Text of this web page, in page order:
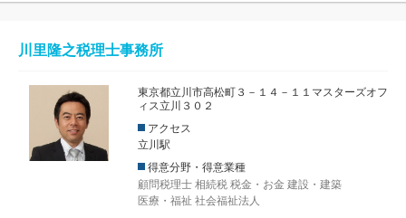
川里隆之税理士事務所
東京都立川市高松町３－１４－１１マスターズオフ
ィス立川３０２
アクセス
立川駅
得意分野・得意業種
顧問税理士 相続税 税金・お金 建設・建築
医療・福祉 社会福祉法人